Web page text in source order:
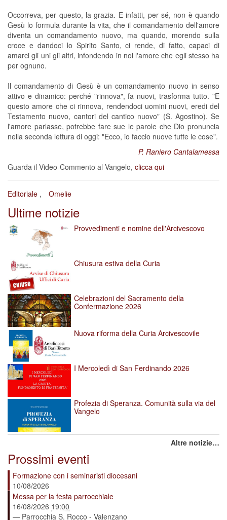
Occorreva, per questo, la grazia. E infatti, per sé, non è quando
Gesù lo formula durante la vita, che il comandamento dell'amore
diventa un comandamento nuovo, ma quando, morendo sulla
croce e dandoci lo Spirito Santo, ci rende, di fatto, capaci di
amarci gli uni gli altri, infondendo in noi l'amore che egli stesso ha
per ognuno.
Il comandamento di Gesù è un comandamento nuovo in senso
attivo e dinamico: perché "rinnova", fa nuovi, trasforma tutto. "E
questo amore che ci rinnova, rendendoci uomini nuovi, eredi del
Testamento nuovo, cantori del cantico nuovo" (S. Agostino). Se
l'amore parlasse, potrebbe fare sue le parole che Dio pronuncia
nella seconda lettura di oggi: "Ecco, io faccio nuove tutte le cose".
P. Raniero Cantalamessa
Guarda il Video-Commento al Vangelo, clicca qui
Editoriale Omelie
Ultime notizie
Provvedimenti e nomine dell'Arcivescovo
Chiusura estiva della Curia
Celebrazioni del Sacramento della
Confermazione 2026
Nuova riforma della Curia Arcivescovile
I Mercoledì di San Ferdinando 2026
Profezia di Speranza. Comunità sulla via del
Vangelo
Altre notizie…
Prossimi eventi
Formazione con i seminaristi diocesani
10/08/2026
Messa per la festa parrocchiale
16/08/2026 19:00
— Parrocchia S. Rocco - Valenzano